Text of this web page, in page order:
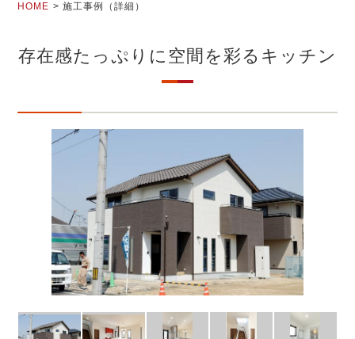
HOME 施工事例（詳細）
存在感たっぷりに空間を彩るキッチン